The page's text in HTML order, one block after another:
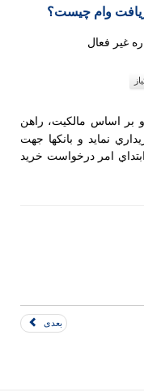
وام چيست؟
بر اساس مالكيت، راهن
نمايد و بانكها جهت
امر درخواست خريد
بعدی